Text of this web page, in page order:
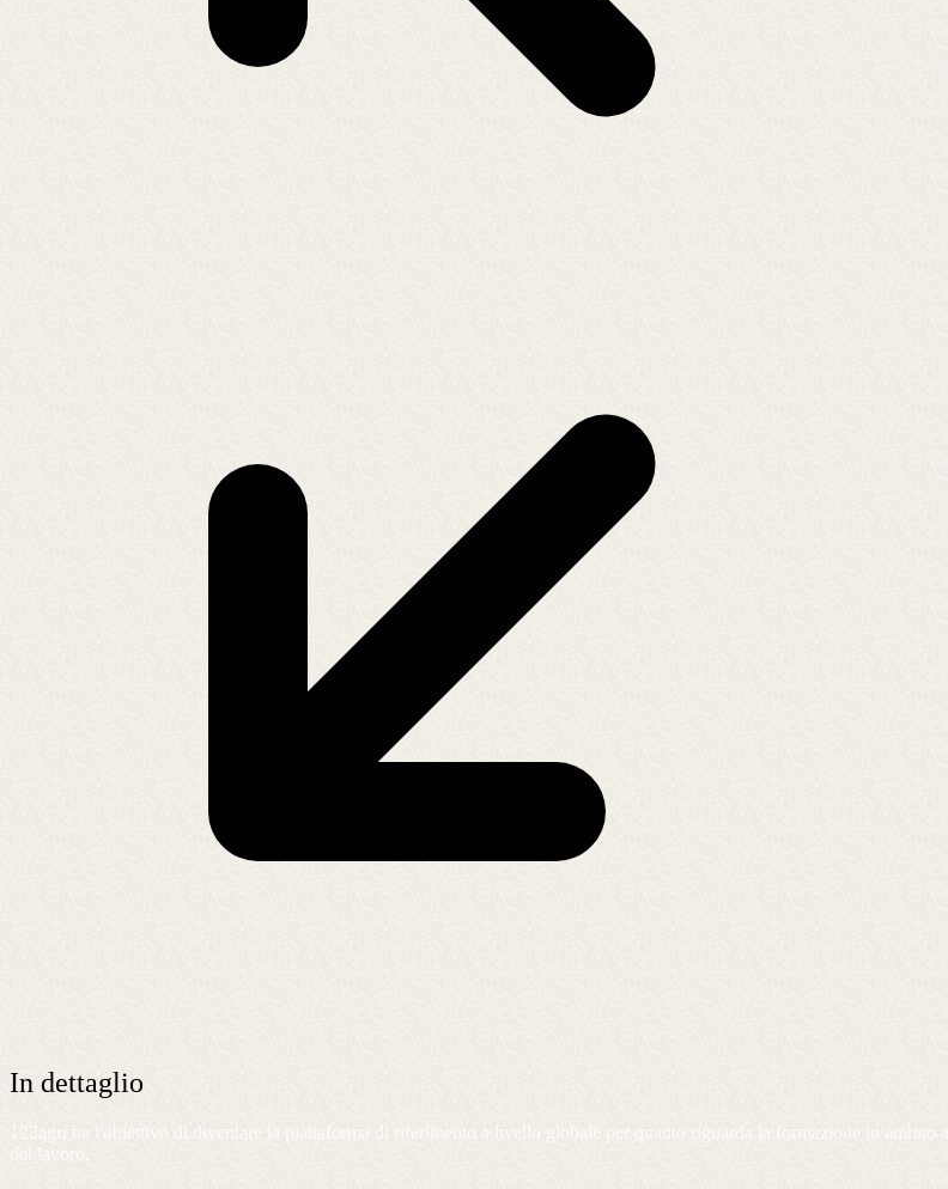
In dettaglio
123agri ha l'obiettivo di diventare la piattaforma di riferimento a livello globale per quanto riguarda la formazione in ambito
del lavoro.